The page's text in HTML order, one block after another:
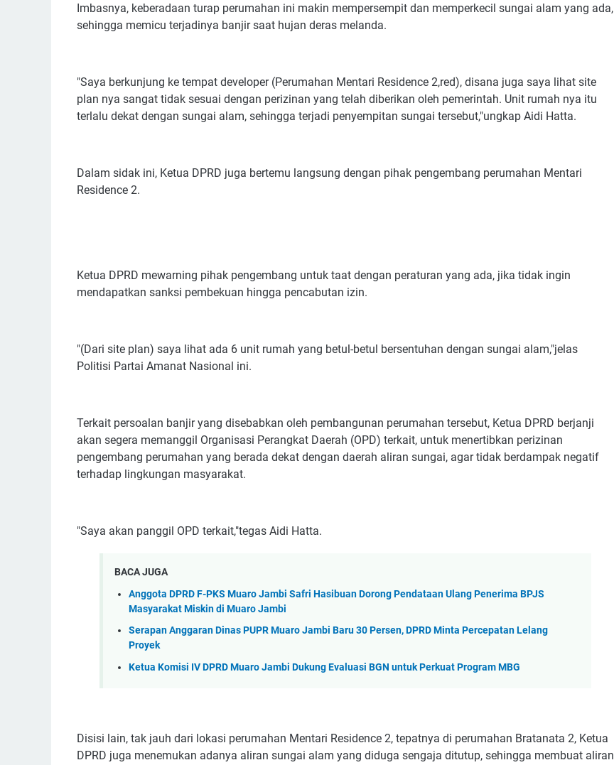
Imbasnya, keberadaan turap perumahan ini makin mempersempit dan memperkecil sungai alam yang ada,
sehingga memicu terjadinya banjir saat hujan deras melanda.
"Saya berkunjung ke tempat developer (Perumahan Mentari Residence 2,red), disana juga saya lihat site
plan nya sangat tidak sesuai dengan perizinan yang telah diberikan oleh pemerintah. Unit rumah nya itu
terlalu dekat dengan sungai alam, sehingga terjadi penyempitan sungai tersebut,"ungkap Aidi Hatta.
Dalam sidak ini, Ketua DPRD juga bertemu langsung dengan pihak pengembang perumahan Mentari
Residence 2.
Ketua DPRD mewarning pihak pengembang untuk taat dengan peraturan yang ada, jika tidak ingin
mendapatkan sanksi pembekuan hingga pencabutan izin.
"(Dari site plan) saya lihat ada 6 unit rumah yang betul-betul bersentuhan dengan sungai alam,"jelas
Politisi Partai Amanat Nasional ini.
Terkait persoalan banjir yang disebabkan oleh pembangunan perumahan tersebut, Ketua DPRD berjanji
akan segera memanggil Organisasi Perangkat Daerah (OPD) terkait, untuk menertibkan perizinan
pengembang perumahan yang berada dekat dengan daerah aliran sungai, agar tidak berdampak negatif
terhadap lingkungan masyarakat.
"Saya akan panggil OPD terkait,"tegas Aidi Hatta.
BACA JUGA
Anggota DPRD F-PKS Muaro Jambi Safri Hasibuan Dorong Pendataan Ulang Penerima BPJS
Masyarakat Miskin di Muaro Jambi
Serapan Anggaran Dinas PUPR Muaro Jambi Baru 30 Persen, DPRD Minta Percepatan Lelang
Proyek
Ketua Komisi IV DPRD Muaro Jambi Dukung Evaluasi BGN untuk Perkuat Program MBG
Disisi lain, tak jauh dari lokasi perumahan Mentari Residence 2, tepatnya di perumahan Bratanata 2, Ketua
DPRD juga menemukan adanya aliran sungai alam yang diduga sengaja ditutup, sehingga membuat aliran